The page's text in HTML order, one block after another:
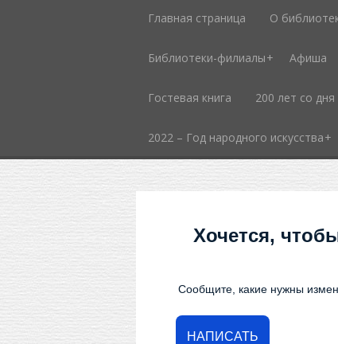
Главная страница О
Библиотеки-филиалы Афиша
Гостевая книга 200 лет со
2022 – Год народного искусства
Хочется,
Сообщите, какие нужны
НАПИСАТЬ